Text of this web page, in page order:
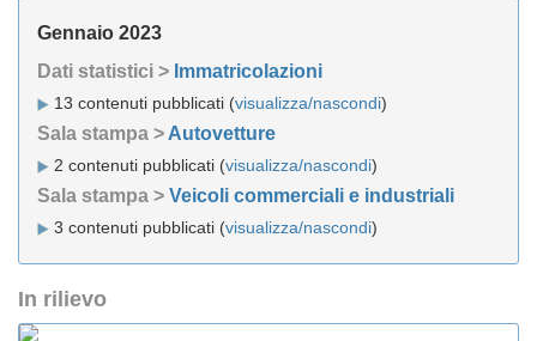
Gennaio 2023
Dati statistici > Immatricolazioni
13 contenuti pubblicati (visualizza/nascondi)
Sala stampa > Autovetture
2 contenuti pubblicati (visualizza/nascondi)
Sala stampa > Veicoli commerciali e industriali
3 contenuti pubblicati (visualizza/nascondi)
In rilievo